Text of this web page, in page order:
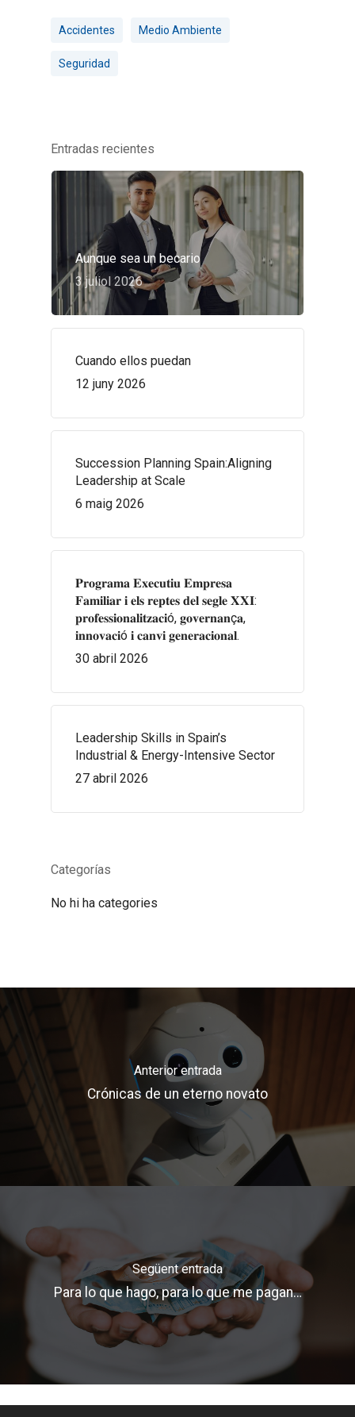
Accidentes Medio Ambiente
Seguridad
Entradas recientes
Aunque sea un becario
3 juliol 2026
Cuando ellos puedan
12 juny 2026
Succession Planning Spain:Aligning
Leadership at Scale
6 maig 2026
𝐏𝐫𝐨𝐠𝐫𝐚𝐦𝐚 𝐄𝐱𝐞𝐜𝐮𝐭𝐢𝐮 𝐄𝐦𝐩𝐫𝐞𝐬𝐚
𝐅𝐚𝐦𝐢𝐥𝐢𝐚𝐫 𝐢 𝐞𝐥𝐬 𝐫𝐞𝐩𝐭𝐞𝐬 𝐝𝐞𝐥 𝐬𝐞𝐠𝐥𝐞 𝐗𝐗𝐈:
𝐩𝐫𝐨𝐟𝐞𝐬𝐬𝐢𝐨𝐧𝐚𝐥𝐢𝐭𝐳𝐚𝐜𝐢ó, 𝐠𝐨𝐯𝐞𝐫𝐧𝐚𝐧ç𝐚,
𝐢𝐧𝐧𝐨𝐯𝐚𝐜𝐢ó 𝐢 𝐜𝐚𝐧𝐯𝐢 𝐠𝐞𝐧𝐞𝐫𝐚𝐜𝐢𝐨𝐧𝐚𝐥.
30 abril 2026
Leadership Skills in Spain’s
Industrial & Energy-Intensive Sector
27 abril 2026
Categorías
No hi ha categories
Anterior entrada
Crónicas de un eterno novato
Següent entrada
Para lo que hago, para lo que me pagan…